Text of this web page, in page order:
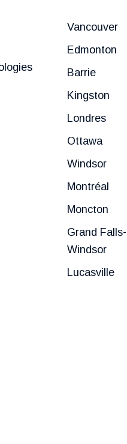
Vancouver
Edmonton
Barrie
Kingston
Londres
Ottawa
Windsor
Montréal
Moncton
Grand Falls-
Windsor
Lucasville